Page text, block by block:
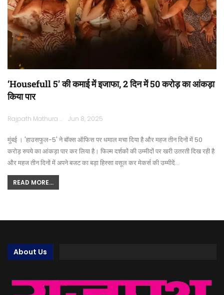
‘Housefull 5’ की कमाई में इजाफा, 2 दिन में 50 करोड़ का आंकड़ा
किया पार
Rajpath Mathura Jun 8, 2025
मुंबई । 'हाउसफुल-5' ने बॉक्स ऑफिस पर धमाल मचा दिया है और महज तीन दिनों में 50
करोड़ रुपये का आंकड़ा पार कर लिया है। फिल्म दर्शकों की उम्मीदों पर खरी उतरती दिख रही है
और महज तीन दिनों में अपने बजट का बड़ा हिस्सा वसूल कर मेकर्स की उम्मीदें…
READ MORE...
About Us